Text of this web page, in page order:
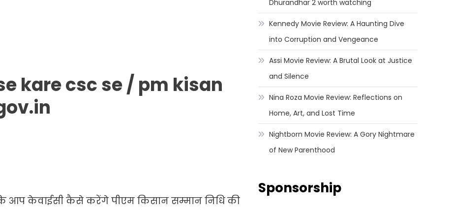
kare csc se / pm kisan
आप केवाईसी कैसे करेंगे पीएम किसान सम्मान निधि की
Dhurandhar 2 worth watching
Kennedy Movie Review: A Haunting Dive
into Corruption and Vengeance
Assi Movie Review: A Brutal Look at Justice
and Silence
Nina Roza Movie Review: Reflections on
Home, Art, and Lost Time
Nightborn Movie Review: A Gory Nightmare
of New Parenthood
Sponsorship